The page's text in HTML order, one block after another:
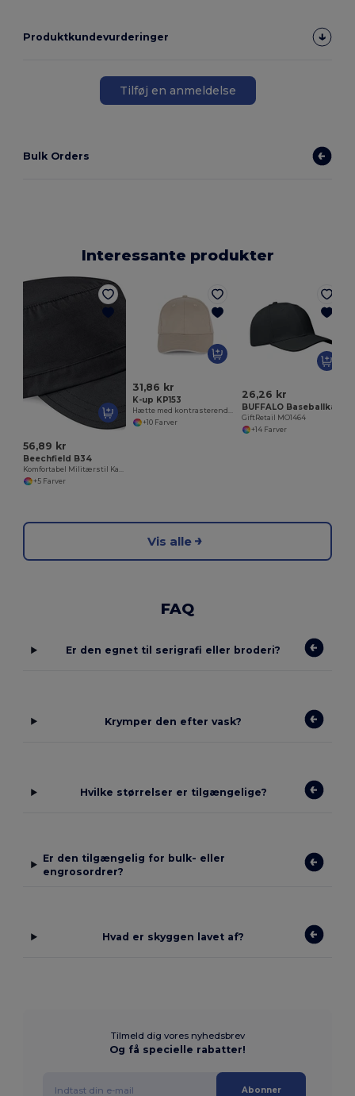
Produktkundevurderinger
Tilføj en anmeldelse
Bulk Orders
Interessante produkter
56,89 kr
Beechfield B34
Komfortabel Militærstil Kasket i Bomuld
+5 Farver
31,86 kr
K-up KP153
Hætte med kontrasterende sandwich - 6 paneler
+10 Farver
26,26 kr
GiftRetail MO1464
+14 Farver
Vis alle
FAQ
Er den egnet til serigrafi eller broderi?
Krymper den efter vask?
Hvilke størrelser er tilgængelige?
Er den tilgængelig for bulk- eller
engrosordrer?
Hvad er skyggen lavet af?
Tilmeld dig vores nyhedsbrev
Og få specielle rabatter!
Abonner